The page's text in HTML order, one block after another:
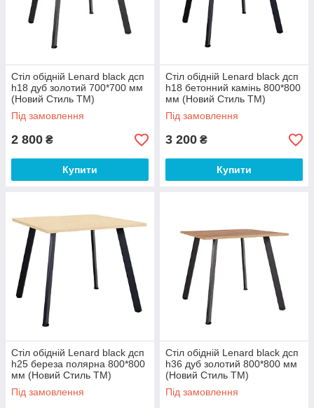
Стіл обідній Lenard black дсп
h18 дуб золотий 700*700 мм
(Новий Стиль ТМ)
Під замовлення
2 800 ₴
Купити
Стіл обідній Lenard black дсп
h18 бетонний камінь 800*800
мм (Новий Стиль ТМ)
Під замовлення
3 200 ₴
Купити
Стіл обідній Lenard black дсп
h25 береза ​​полярна 800*800
мм (Новий Стиль ТМ)
Під замовлення
Стіл обідній Lenard black дсп
h36 дуб золотий 800*800 мм
(Новий Стиль ТМ)
Під замовлення